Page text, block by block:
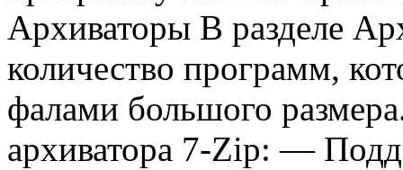
Архиваторы В разделе
количество программ,
фалами большого
архиватора 7-Zip: —